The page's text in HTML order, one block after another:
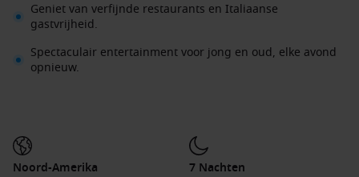
Geniet van verfijnde restaurants en Italiaanse
gastvrijheid.
Spectaculair entertainment voor jong en oud, elke avond
opnieuw.
Noord-Amerika 7 Nachten